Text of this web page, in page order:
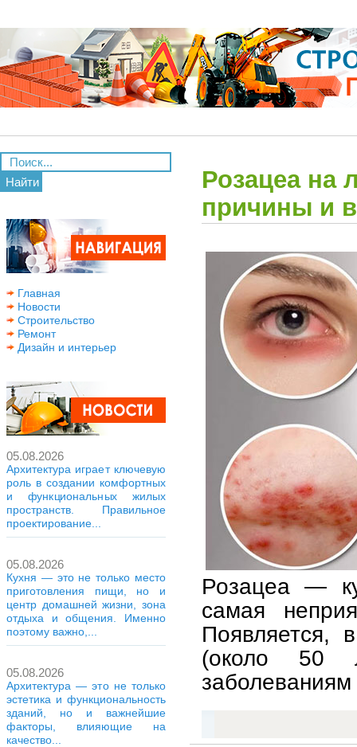
Найти
Главная
Новости
Строительство
Ремонт
Дизайн и интерьер
05.08.2026
Архитектура играет ключевую
роль в создании комфортных
и функциональных жилых
пространств. Правильное
проектирование...
05.08.2026
Кухня — это не только место
приготовления пищи, но и
центр домашней жизни, зона
отдыха и общения. Именно
поэтому важно,...
05.08.2026
Архитектура — это не только
эстетика и функциональность
зданий, но и важнейшие
факторы, влияющие на
качество...
Розацеа на
причины и
Розацеа —
самая
Появляется,
(около 50